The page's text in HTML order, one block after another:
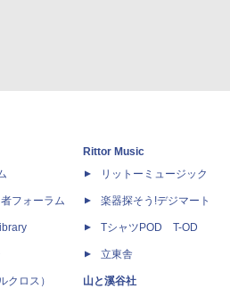
フォーラム
クロス）
Rittor Music
リットーミュージック
楽器探そう!デジマート
TシャツPOD T-OD
立東舎
山と溪谷社